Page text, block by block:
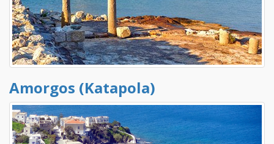
Amorgos (Katapola)